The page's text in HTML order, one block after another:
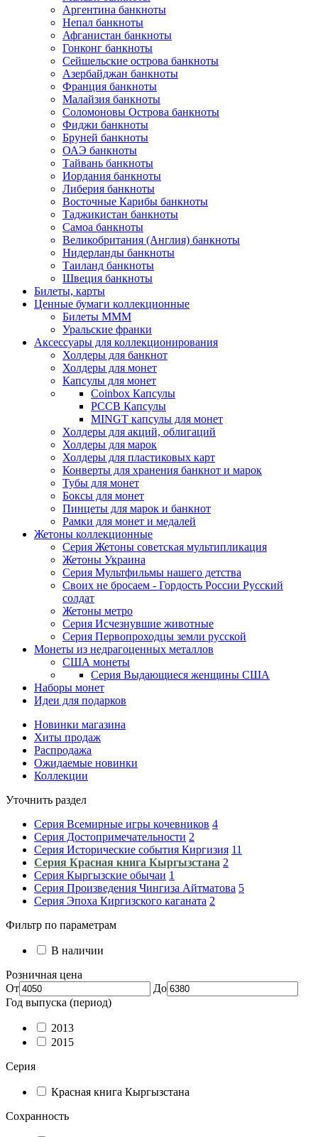
Аргентина банкноты
Непал банкноты
Афганистан банкноты
Гонконг банкноты
Сейшельские острова банкноты
Азербайджан банкноты
Франция банкноты
Малайзия банкноты
Соломоновы Острова банкноты
Фиджи банкноты
Бруней банкноты
ОАЭ банкноты
Тайвань банкноты
Иордания банкноты
Либерия банкноты
Восточные Карибы банкноты
Таджикистан банкноты
Самоа банкноты
Великобритания (Англия) банкноты
Нидерланды банкноты
Таиланд банкноты
Швеция банкноты
Билеты, карты
Ценные бумаги коллекционные
Билеты МММ
Уральские франки
Аксессуары для коллекционирования
Холдеры для банкнот
Холдеры для монет
Капсулы для монет
Coinbox Капсулы
РССВ Капсулы
MINGT капсулы для монет
Холдеры для акций, облигаций
Холдеры для марок
Холдеры для пластиковых карт
Конверты для хранения банкнот и марок
Тубы для монет
Боксы для монет
Пинцеты для марок и банкнот
Рамки для монет и медалей
Жетоны коллекционные
Серия Жетоны советская мультипликация
Жетоны Украина
Серия Мультфильмы нашего детства
Своих не бросаем - Гордость России Русский
солдат
Жетоны метро
Серия Исчезнувшие животные
Серия Первопроходцы земли русской
Монеты из недрагоценных металлов
США монеты
Серия Выдающиеся женщины США
Наборы монет
Идеи для подарков
Новинки магазина
Хиты продаж
Распродажа
Ожидаемые новинки
Коллекции
Уточнить раздел
Серия Всемирные игры кочевников 4
Серия Достопримечательности 2
Серия Исторические события Киргизия 11
Серия Красная книга Кыргызстана 2
Серия Кыргызские обычаи 1
Серия Произведения Чингиза Айтматова 5
Серия Эпоха Киргизского каганата 2
Фильтр по параметрам
В наличии
Розничная цена
От
До
Год выпуска (период)
2013
2015
Серия
Красная книга Кыргызстана
Сохранность